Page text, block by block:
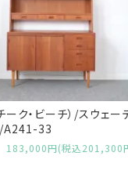
ーク・ビーチ）/スウェー
A241-33
183,000円(税込201,300